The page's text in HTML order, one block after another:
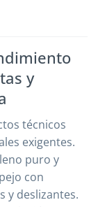
y
técnicos
exigentes.
puro y
con
y deslizantes.